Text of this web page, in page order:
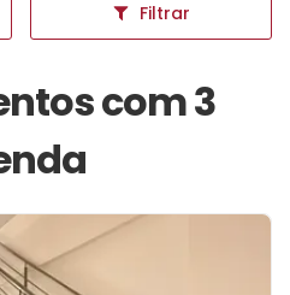
Filtrar
com 3